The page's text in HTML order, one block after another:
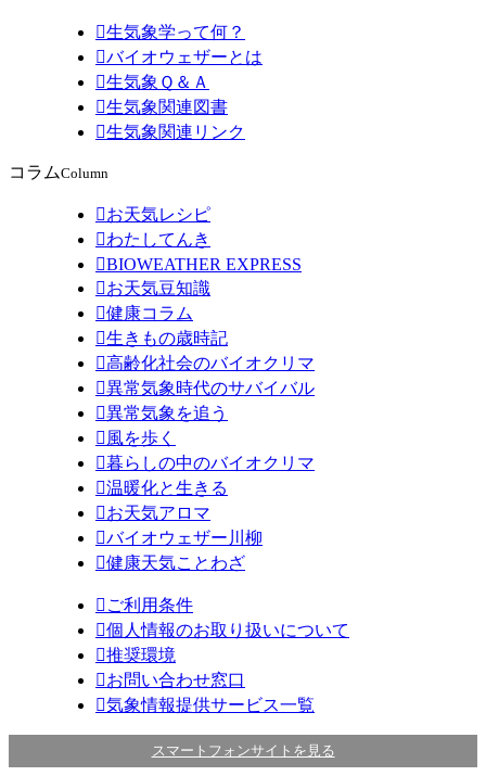
生気象学って何？
バイオウェザーとは
生気象Ｑ＆Ａ
生気象関連図書
生気象関連リンク
コラムColumn
お天気レシピ
わたしてんき
BIOWEATHER EXPRESS
お天気豆知識
健康コラム
生きもの歳時記
高齢化社会のバイオクリマ
異常気象時代のサバイバル
異常気象を追う
 風を歩く
暮らしの中のバイオクリマ
温暖化と生きる
お天気アロマ
バイオウェザー川柳
健康天気ことわざ
 ご利用条件
個人情報のお取り扱いについて
推奨環境
お問い合わせ窓口
気象情報提供サービス一覧
スマートフォンサイトを見る